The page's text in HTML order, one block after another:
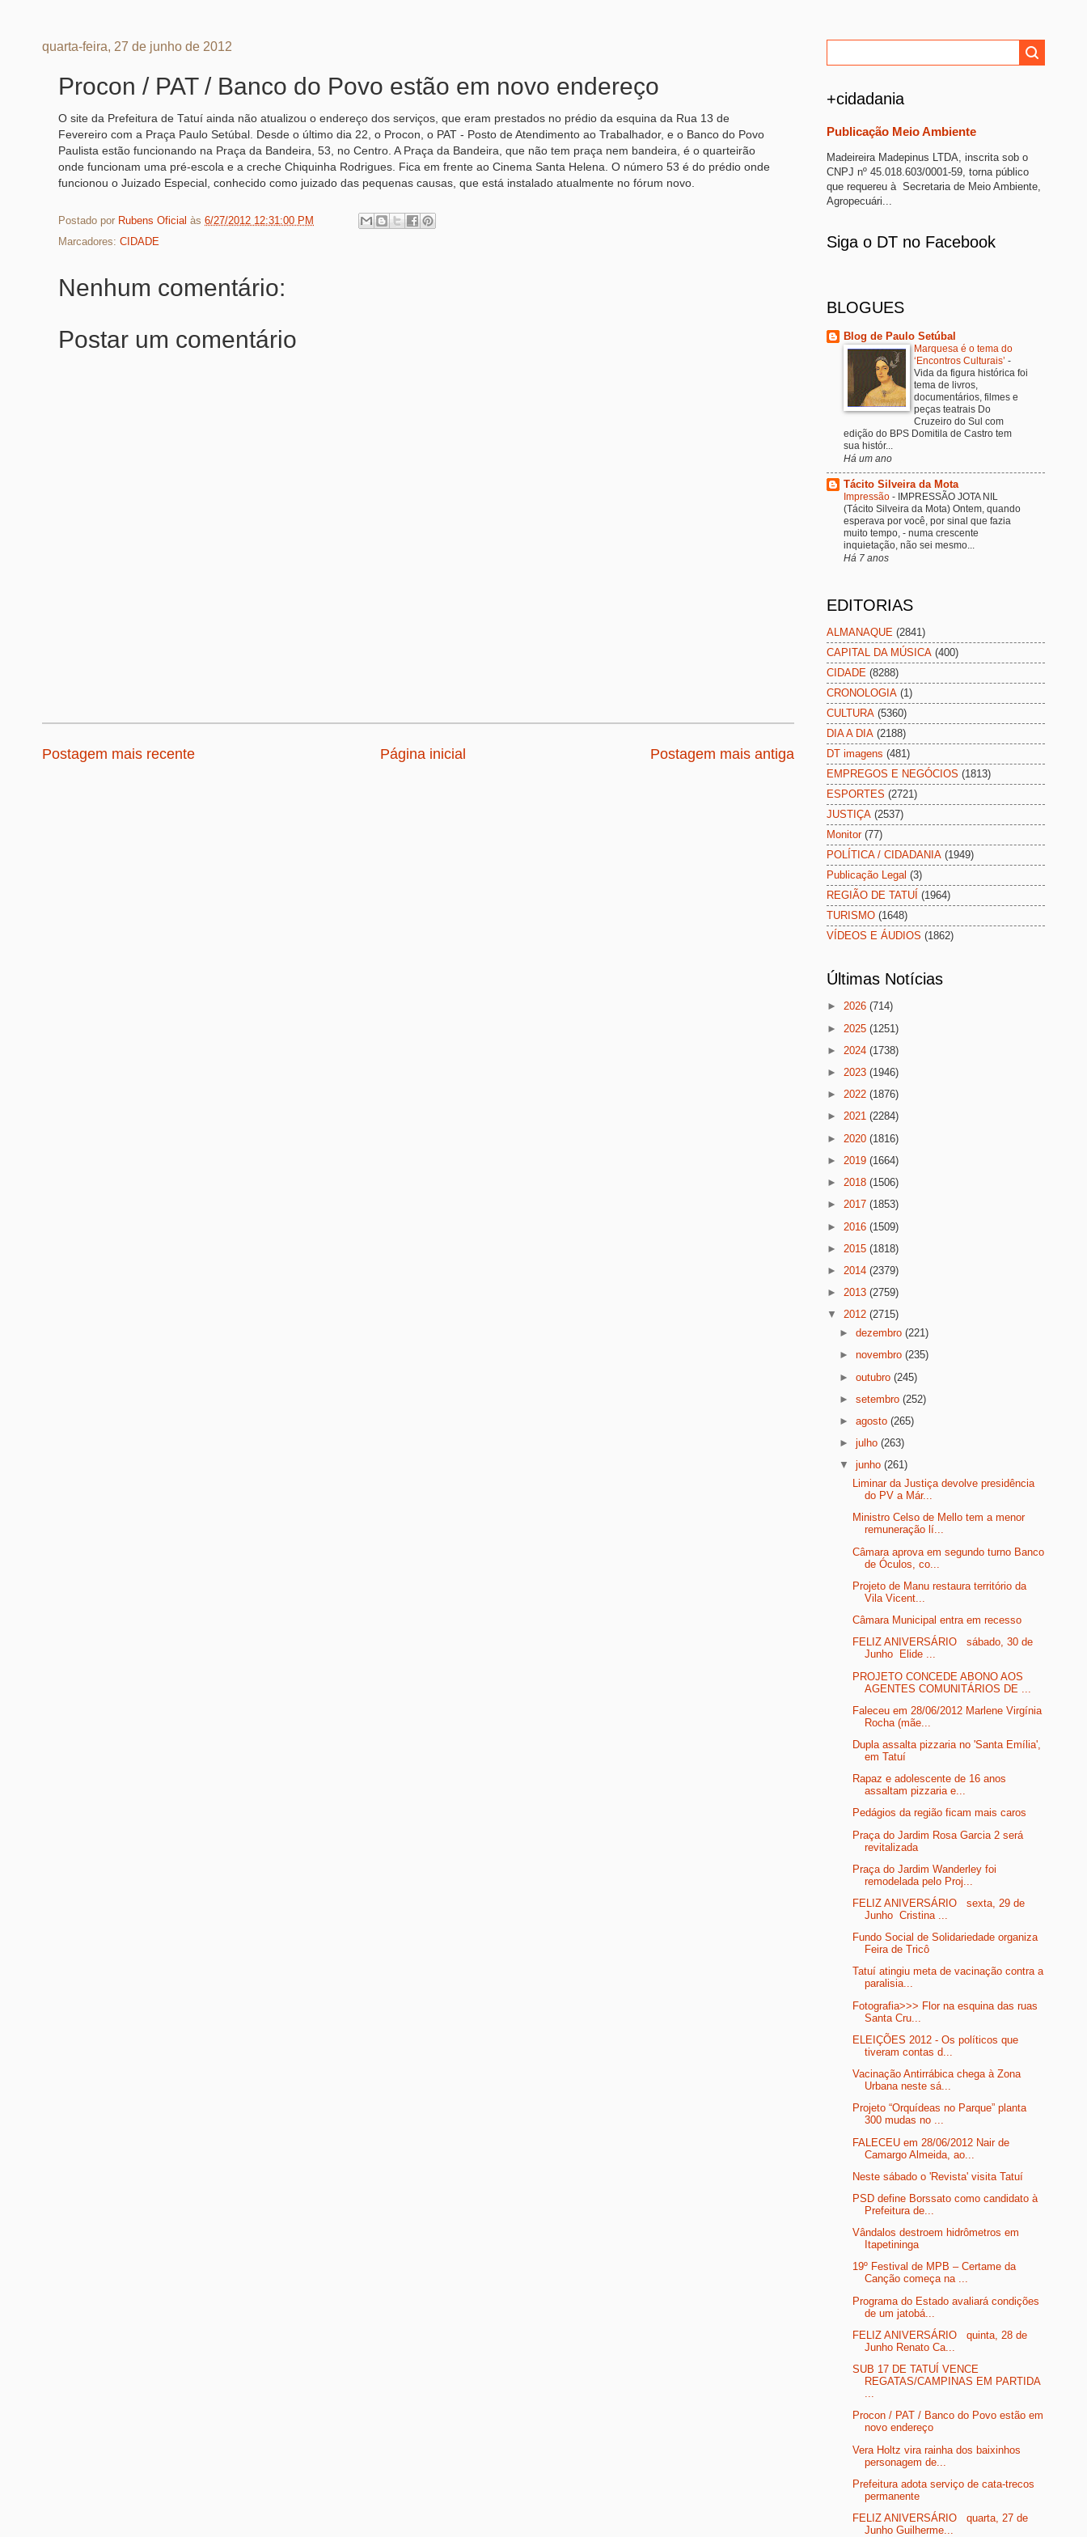
quarta-feira, 27 de junho de 2012
Procon / PAT / Banco do Povo estão em novo endereço
O site da Prefeitura de Tatuí ainda não atualizou o endereço dos serviços, que eram prestados no prédio da esquina da Rua 13 de
Fevereiro com a Praça Paulo Setúbal. Desde o último dia 22, o Procon, o PAT - Posto de Atendimento ao Trabalhador, e o Banco do Povo
Paulista estão funcionando na Praça da Bandeira, 53, no Centro. A Praça da Bandeira, que não tem praça nem bandeira, é o quarteirão
onde funcionam uma pré-escola e a creche Chiquinha Rodrigues. Fica em frente ao Cinema Santa Helena. O número 53 é do prédio onde
funcionou o Juizado Especial, conhecido como juizado das pequenas causas, que está instalado atualmente no fórum novo.
Postado por Rubens Oficial às 6/27/2012 12:31:00 PM
Marcadores: CIDADE
Nenhum comentário:
Postar um comentário
Postagem mais recente Postagem mais antiga
Página inicial
+cidadania
Publicação Meio Ambiente
Madeireira Madepinus LTDA, inscrita sob o
CNPJ nº 45.018.603/0001-59, torna público
que requereu à Secretaria de Meio Ambiente,
Agropecuári...
Siga o DT no Facebook
BLOGUES
Blog de Paulo Setúbal
Marquesa é o tema do
‘Encontros Culturais’ -
Vida da figura histórica foi
tema de livros,
documentários, filmes e
peças teatrais Do
Cruzeiro do Sul com
edição do BPS Domitila de Castro tem
sua histór...
Há um ano
Tácito Silveira da Mota
Impressão - IMPRESSÃO JOTA NIL
(Tácito Silveira da Mota) Ontem, quando
esperava por você, por sinal que fazia
muito tempo, - numa crescente
inquietação, não sei mesmo...
Há 7 anos
EDITORIAS
ALMANAQUE (2841)
CAPITAL DA MÚSICA (400)
CIDADE (8288)
CRONOLOGIA (1)
CULTURA (5360)
DIA A DIA (2188)
DT imagens (481)
EMPREGOS E NEGÓCIOS (1813)
ESPORTES (2721)
JUSTIÇA (2537)
Monitor (77)
POLÍTICA / CIDADANIA (1949)
Publicação Legal (3)
REGIÃO DE TATUÍ (1964)
TURISMO (1648)
VÍDEOS E ÁUDIOS (1862)
Últimas Notícias
► 2026 (714)
► 2025 (1251)
► 2024 (1738)
► 2023 (1946)
► 2022 (1876)
► 2021 (2284)
► 2020 (1816)
► 2019 (1664)
► 2018 (1506)
► 2017 (1853)
► 2016 (1509)
► 2015 (1818)
► 2014 (2379)
► 2013 (2759)
▼ 2012 (2715)
►dezembro(221)
►novembro(235)
►outubro(245)
►setembro(252)
►agosto(265)
►julho(263)
▼junho(261)
Liminar da Justiça devolve presidência
do PV a Már...
Ministro Celso de Mello tem a menor
remuneração lí...
Câmara aprova em segundo turno Banco
de Óculos, co...
Projeto de Manu restaura território da
Vila Vicent...
Câmara Municipal entra em recesso
FELIZ ANIVERSÁRIO sábado, 30 de
Junho Elide ...
PROJETO CONCEDE ABONO AOS
AGENTES COMUNITÁRIOS DE ...
Faleceu em 28/06/2012 Marlene Virgínia
Rocha (mãe...
Dupla assalta pizzaria no 'Santa Emília',
em Tatuí
Rapaz e adolescente de 16 anos
assaltam pizzaria e...
Pedágios da região ficam mais caros
Praça do Jardim Rosa Garcia 2 será
revitalizada
Praça do Jardim Wanderley foi
remodelada pelo Proj...
FELIZ ANIVERSÁRIO sexta, 29 de
Junho Cristina ...
Fundo Social de Solidariedade organiza
Feira de Tricô
Tatuí atingiu meta de vacinação contra a
paralisia...
Fotografia>>> Flor na esquina das ruas
Santa Cru...
ELEIÇÕES 2012 - Os políticos que
tiveram contas d...
Vacinação Antirrábica chega à Zona
Urbana neste sá...
Projeto “Orquídeas no Parque” planta
300 mudas no ...
FALECEU em 28/06/2012 Nair de
Camargo Almeida, ao...
Neste sábado o 'Revista' visita Tatuí
PSD define Borssato como candidato à
Prefeitura de...
Vândalos destroem hidrômetros em
Itapetininga
19º Festival de MPB – Certame da
Canção começa na ...
Programa do Estado avaliará condições
de um jatobá...
FELIZ ANIVERSÁRIO quinta, 28 de
Junho Renato Ca...
SUB 17 DE TATUÍ VENCE
REGATAS/CAMPINAS EM PARTIDA
...
Procon / PAT / Banco do Povo estão em
novo endereço
Vera Holtz vira rainha dos baixinhos
personagem de...
Prefeitura adota serviço de cata-trecos
permanente
FELIZ ANIVERSÁRIO quarta, 27 de
Junho Guilherme...